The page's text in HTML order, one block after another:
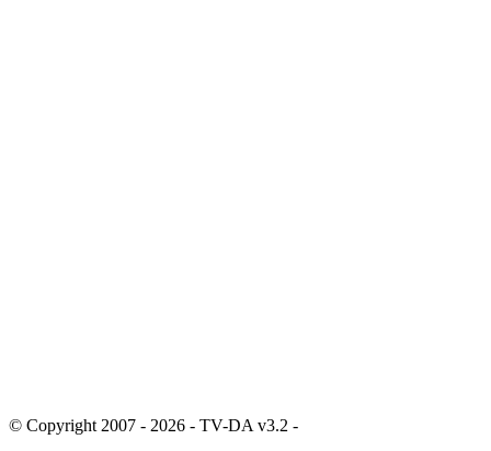
© Copyright 2007 - 2026 - TV-DA v3.2 -